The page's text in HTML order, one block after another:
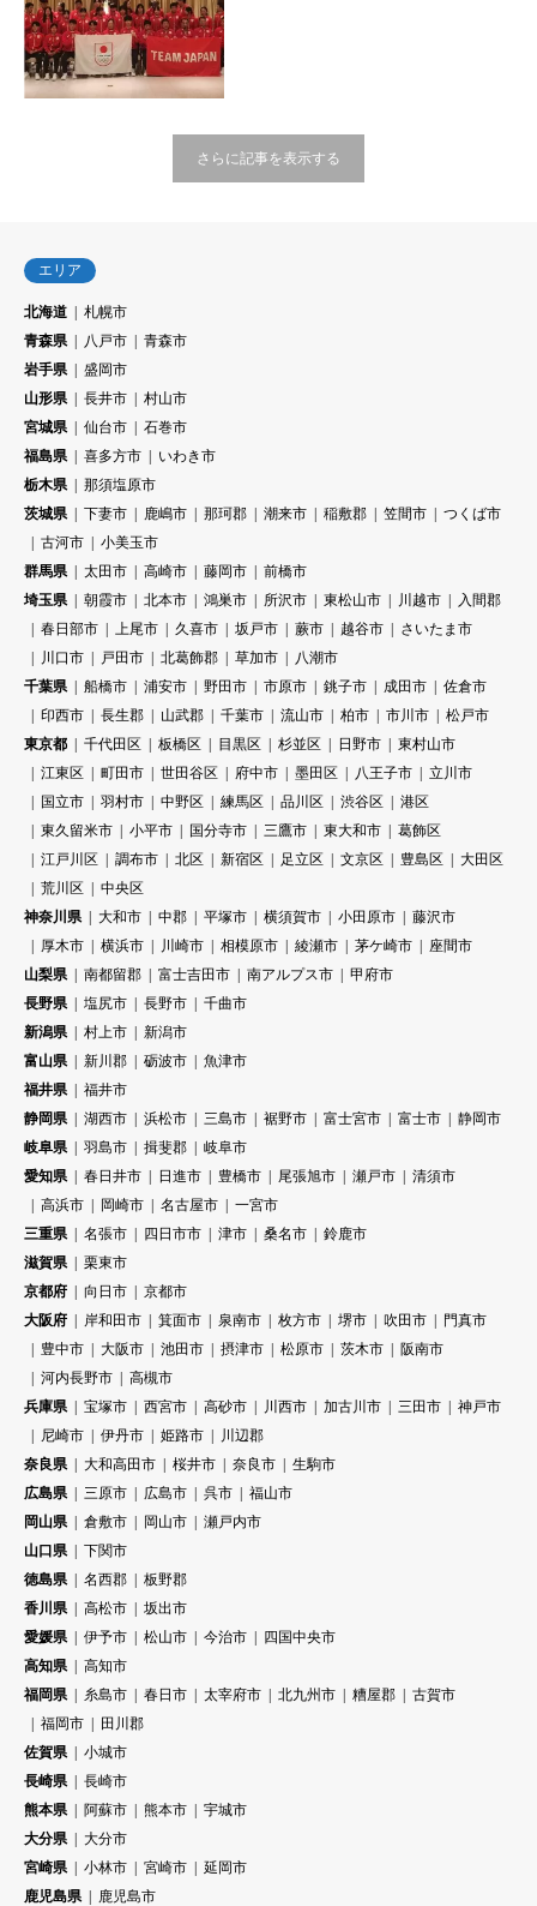
さらに記事を表示する
エリア
北海道
札幌市
青森県
八戸市
青森市
岩手県
盛岡市
山形県
長井市
村山市
宮城県
仙台市
石巻市
福島県
喜多方市
いわき市
栃木県
那須塩原市
茨城県
下妻市 鹿嶋市 那珂郡 潮来市 稲敷郡 笠間市
つくば市
古河市
小美玉市
群馬県
太田市 高崎市 藤岡市
前橋市
埼玉県
朝霞市 北本市 鴻巣市 所沢市 東松山市 川越市
入間郡
春日部市
上尾市 久喜市 坂戸市 蕨市 越谷市
さいたま市
川口市
戸田市 北葛飾郡 草加市
八潮市
千葉県
船橋市 浦安市 野田市 市原市 銚子市 成田市
佐倉市
印西市
長生郡 山武郡 千葉市 流山市 柏市 市川市
松戸市
東京都
千代田区 板橋区 目黒区 杉並区 日野市
東村山市
江東区
町田市 世田谷区 府中市 墨田区 八王子市
立川市
国立市
羽村市 中野区 練馬区 品川区 渋谷区
港区
東久留米市
小平市 国分寺市 三鷹市 東大和市
葛飾区
江戸川区
調布市 北区 新宿区 足立区 文京区 豊島区
大田区
荒川区
中央区
神奈川県
大和市 中郡 平塚市 横須賀市 小田原市
藤沢市
厚木市
横浜市 川崎市 相模原市 綾瀬市 茅ケ崎市
座間市
山梨県
南都留郡 富士吉田市 南アルプス市
甲府市
長野県
塩尻市 長野市
千曲市
新潟県
村上市
新潟市
富山県
新川郡 砺波市
魚津市
福井県
福井市
静岡県
湖西市 浜松市 三島市 裾野市 富士宮市 富士市
静岡市
岐阜県
羽島市 揖斐郡
岐阜市
愛知県
春日井市 日進市 豊橋市 尾張旭市 瀬戸市
清須市
高浜市
岡崎市 名古屋市
一宮市
三重県
名張市 四日市市 津市 桑名市
鈴鹿市
滋賀県
栗東市
京都府
向日市
京都市
大阪府
岸和田市 箕面市 泉南市 枚方市 堺市 吹田市
門真市
豊中市
大阪市 池田市 摂津市 松原市 茨木市
阪南市
河内長野市
高槻市
兵庫県
宝塚市 西宮市 高砂市 川西市 加古川市 三田市
神戸市
尼崎市
伊丹市 姫路市
川辺郡
奈良県
大和高田市 桜井市 奈良市
生駒市
広島県
三原市 広島市 呉市
福山市
岡山県
倉敷市 岡山市
瀬戸内市
山口県
下関市
徳島県
名西郡
板野郡
香川県
高松市
坂出市
愛媛県
伊予市 松山市 今治市
四国中央市
高知県
高知市
福岡県
糸島市 春日市 太宰府市 北九州市 糟屋郡
古賀市
福岡市
田川郡
佐賀県
小城市
長崎県
長崎市
熊本県
阿蘇市 熊本市
宇城市
大分県
大分市
宮崎県
小林市 宮崎市
延岡市
鹿児島県
鹿児島市